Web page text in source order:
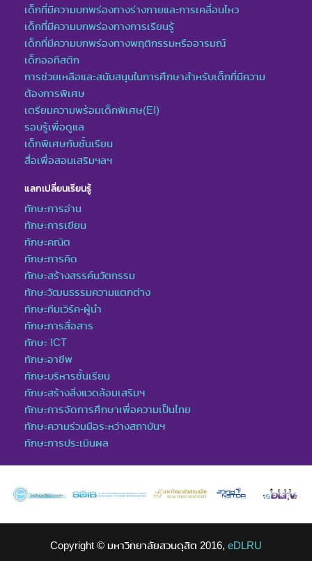
เด็กที่มีความบกพร่องทางร่างกายและการเคลื่อนไหว
เด็กที่มีความบกพร่องทางการเรียนรู้
เด็กที่มีความบกพร่องทางพฤติกรรมหรืออารมณ์
เด็กออทิสติก
การช่วยเหลือและสนับสนุนในการศึกษาสำหรับเด็กที่มีความ
ต้องการพิเศษ
เตรียมความพร้อมเด็กพิเศษ(EI)
รอบรู้เพื่อดูแล
เด็กพิเศษกับชั้นเรียน
สื่อเพื่อสอนเสริมฯลฯ
แลกเปลี่ยนเรียนรู้
ทักษะการอ่าน
ทักษะการเขียน
ทักษะคณิต
ทักษะการคิด
ทักษะสร้างสรรค์นวัตกรรม
ทักษะวัฒนธรรมความแตกต่าง
ทักษะทีมเวิร์ค-ผู้นำ
ทักษะการสื่อสาร
ทักษะ ICT
ทักษะอาชีพ
ทักษะบริหารชั้นเรียน
ทักษะสร้างสิ่งแวดล้อมเสริมฯ
ทักษะการจัดการศึกษาเพื่อความเป็นไทย
ทักษะความร่วมมือระหว่างสถาบันฯ
ทักษะการประเมินผล
Copyright © มหาวิทยาลัยสวนดุสิต 2016, eDLRU